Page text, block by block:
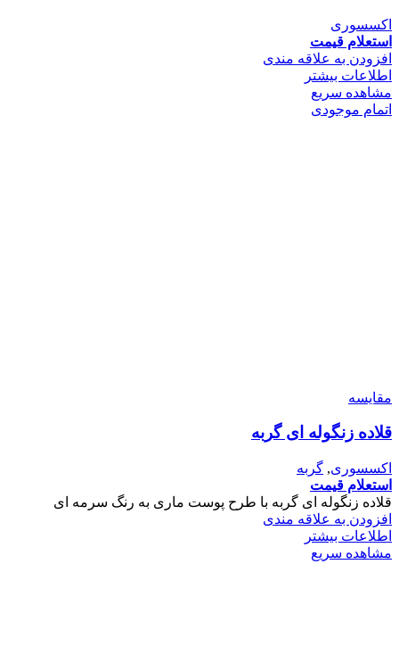
اکسسوری
استعلام قیمت
افزودن به علاقه مندی
اطلاعات بیشتر
مشاهده سریع
اتمام موجودی
مقایسه
قلاده زنگوله ای گربه
اکسسوری, گربه
استعلام قیمت
قلاده زنگوله ای گربه با طرح پوست ماری به رنگ سرمه ای
افزودن به علاقه مندی
اطلاعات بیشتر
مشاهده سریع